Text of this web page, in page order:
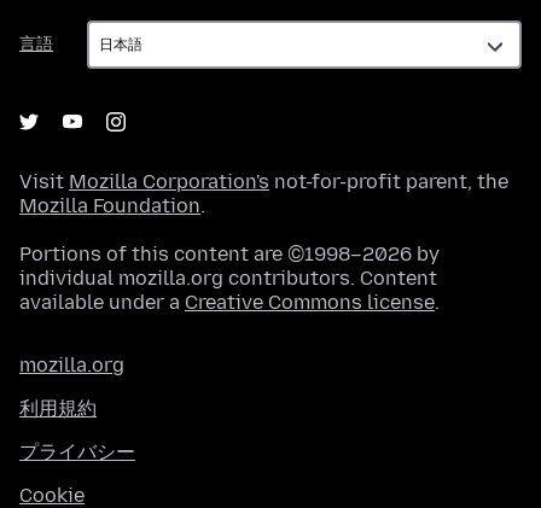
言語
言
語
Visit Mozilla Corporation's not-for-profit parent, the
Mozilla Foundation.
Portions of this content are ©1998–2026 by
individual mozilla.org contributors. Content
available under a Creative Commons license.
mozilla.org
利用規約
プライバシー
Cookie